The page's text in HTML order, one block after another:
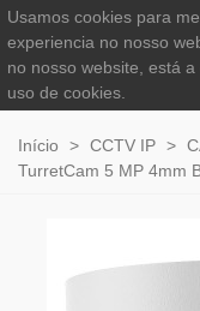
Início > CCTV IP >
TurretCam 5 MP 4mm
Usamos cookies para
experiencia no nosso
no nosso website, está
uso de cookies.